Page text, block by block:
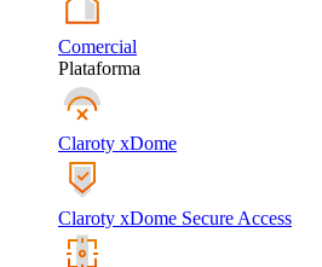
Comercial
Plataforma
Claroty xDome
Claroty xDome Secure Access